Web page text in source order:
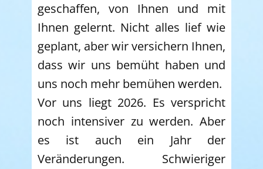
geschaffen, von Ihnen und mit
Ihnen gelernt. Nicht alles lief wie
geplant, aber wir versichern Ihnen,
dass wir uns bemüht haben und
uns noch mehr bemühen werden.
Vor uns liegt 2026. Es verspricht
noch intensiver zu werden. Aber
es ist auch ein Jahr der
Veränderungen. Schwieriger